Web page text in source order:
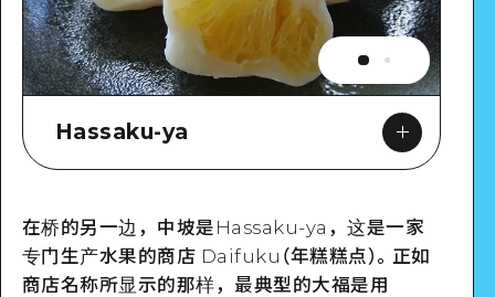
Hassaku-ya
Google Maps
在桥的另一边，中坡是Hassaku-ya，这是一家
专门生产水果的商店 Daifuku（年糕糕点）。正如
商店名称所显示的那样，最典型的大福是用